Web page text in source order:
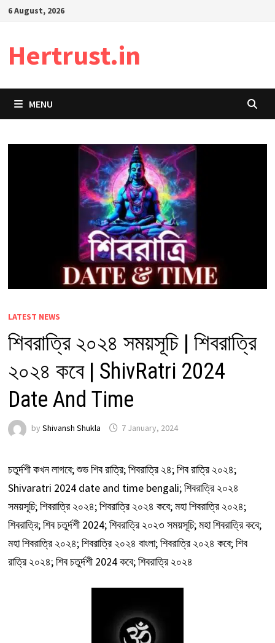
Skip6 August, 2026
Hertrust.in
MENU
LATEST NEWS
শিবরাত্রি ২০২৪ সময়সূচি | শিবরাত্রি
২০২৪ কবে | ShivRatri 2024
Date And Time
by Shivansh Shukla 7 January, 2024
চতুর্দশী কখন লাগবে; শুভ শিব রাত্রি; শিবরাত্রি ২৪; শিব রাত্রি ২০২৪;
Shivaratri 2024 date and time bengali; শিবরাত্রি ২০২৪
সময়সূচি; শিবরাত্রি ২০২৪; শিবরাত্রি ২০২৪ কবে; মহা শিবরাত্রি ২০২৪;
শিবরাত্রি; শিব চতুর্দশী 2024; শিবরাত্রি ২০২৩ সময়সূচি; মহা শিবরাত্রি কবে;
মহা শিবরাত্রি ২০২৪; শিবরাত্রি ২০২৪ বাংলা; শিবরাত্রি ২০২৪ কবে; শিব
রাত্রি ২০২৪; শিব চতুর্দশী 2024 কবে; শিবরাত্রি ২০২৪